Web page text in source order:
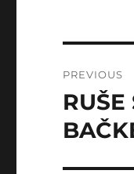
PREVIOUS
Previous
post: